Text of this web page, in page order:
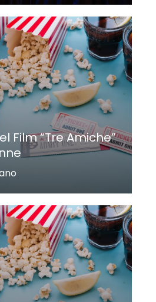
Film “Tre Amiche”